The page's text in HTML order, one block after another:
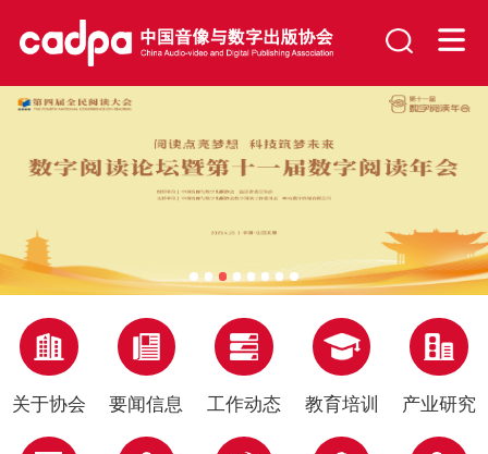
关于协会 要闻信息 工作动态 教育培训 产业研究